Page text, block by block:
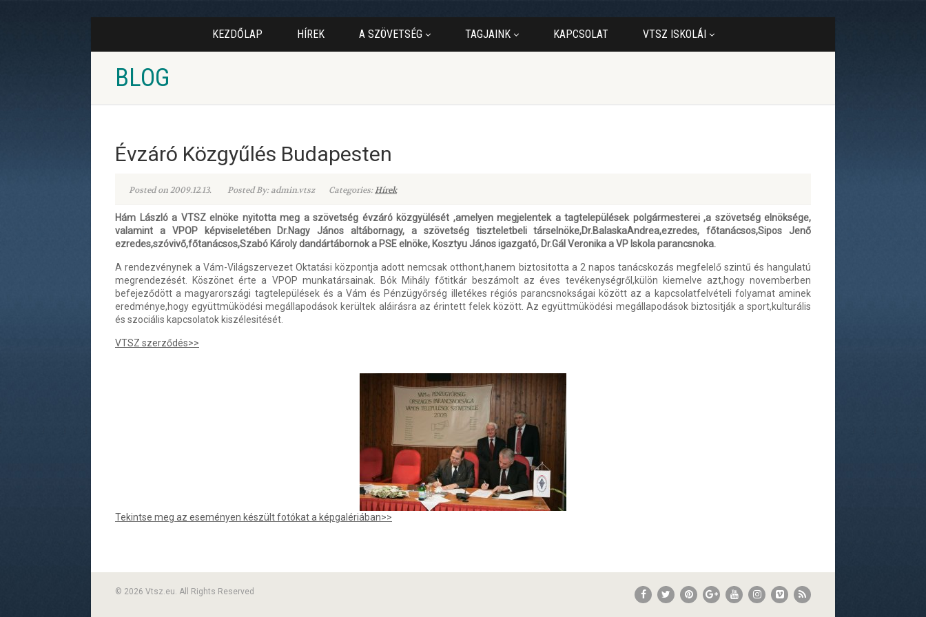
KEZDŐLAP HÍREK A SZÖVETSÉG TAGJAINK KAPCSOLAT VTSZ ISKOLÁI
BLOG
Évzáró Közgyűlés Budapesten
Posted on 2009.12.13. Posted By: admin.vtsz Categories:Hírek
Hám László a VTSZ elnöke nyitotta meg a szövetség évzáró közgyülését ,amelyen megjelentek a tagtelepülések polgármesterei ,a szövetség elnöksége,
valamint a VPOP képviseletében Dr.Nagy János altábornagy, a szövetség tiszteletbeli társelnöke,Dr.BalaskaAndrea,ezredes, főtanácsos,Sipos Jenő
ezredes,szóvivő,főtanácsos,Szabó Károly dandártábornok a PSE elnöke, Kosztyu János igazgató, Dr.Gál Veronika a VP Iskola parancsnoka.
A rendezvénynek a Vám-Világszervezet Oktatási központja adott nemcsak otthont,hanem biztositotta a 2 napos tanácskozás megfelelő szintű és hangulatú
megrendezését. Köszönet érte a VPOP munkatársainak. Bók Mihály főtitkár beszámolt az éves tevékenységről,külön kiemelve azt,hogy novemberben
befejeződött a magyarországi tagtelepülések és a Vám és Pénzügyőrség illetékes régiós parancsnokságai között az a kapcsolatfelvételi folyamat aminek
eredménye,hogy együttmüködési megállapodások kerültek aláirásra az érintett felek között. Az együttmüködési megállapodások biztositják a sport,kulturális
és szociális kapcsolatok kiszélesitését.
VTSZ szerződés>>
Tekintse meg az eseményen készült fotókat a képgalériában>>
© 2026 Vtsz.eu. All Rights Reserved